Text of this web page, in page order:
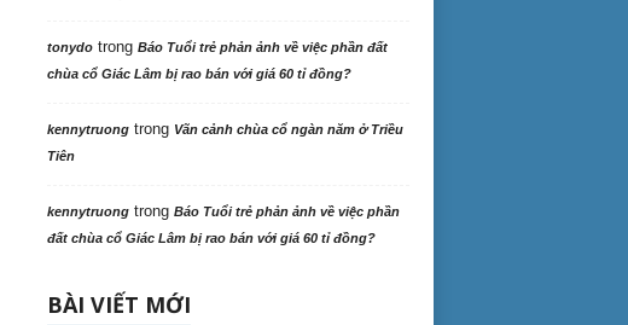
tonydotrong Báo Tuổi trẻ phản ảnh về việc phần đất
chùa cổ Giác Lâm bị rao bán với giá 60 tỉ đồng?
kennytruongtrong Vãn cảnh chùa cổ ngàn năm ở Triều
Tiên
kennytruongtrong Báo Tuổi trẻ phản ảnh về việc phần
đất chùa cổ Giác Lâm bị rao bán với giá 60 tỉ đồng?
BÀI VIẾT MỚI